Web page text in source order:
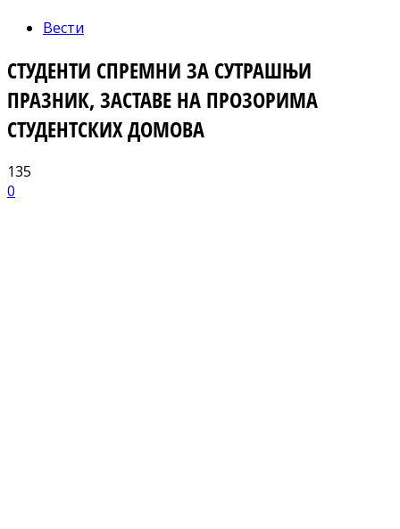
Вести
СТУДЕНТИ СПРЕМНИ ЗА СУТРАШЊИ
ПРАЗНИК, ЗАСТАВЕ НА ПРОЗОРИМА
СТУДЕНТСКИХ ДОМОВА
135
0